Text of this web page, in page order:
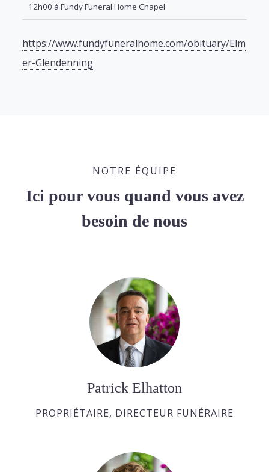
12h00 à Fundy Funeral Home Chapel
https://www.fundyfuneralhome.com/obituary/Elm
er-Glendenning
NOTRE ÉQUIPE
Ici pour vous quand vous avez
besoin de nous
Patrick Elhatton
PROPRIÉTAIRE, DIRECTEUR FUNÉRAIRE